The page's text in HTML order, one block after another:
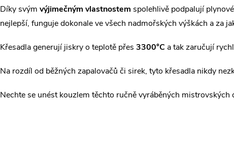
Díky svým výjimečným vlastnostem spolehlivě podpalují
nejlepší, funguje dokonale ve všech nadmořských výškách a za
Křesadla generují jiskry o teplotě přes 3300°C a tak zaručují
Na rozdíl od běžných zapalovačů či sirek, tyto křesadla nikdy
Nechte se unést kouzlem těchto ručně vyráběných